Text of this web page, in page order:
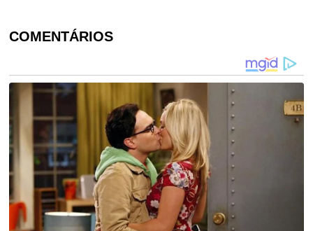
COMENTÁRIOS